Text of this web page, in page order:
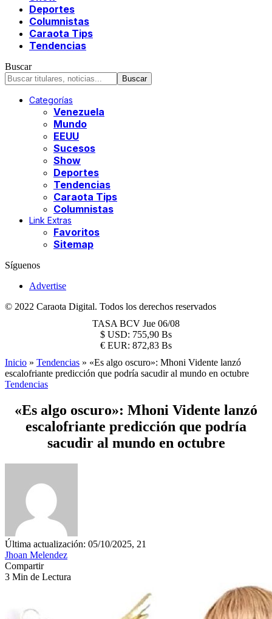
Deportes
Columnistas
Caraota Tips
Tendencias
Buscar
Categorías
Venezuela
Mundo
EEUU
Sucesos
Show
Deportes
Tendencias
Caraota Tips
Columnistas
Link Extras
Favoritos
Sitemap
Síguenos
Advertise
© 2022 Caraota Digital. Todos los derechos reservados
TASA BCV Jue 06/08
$ USD: 755,90 Bs
€ EUR: 872,83 Bs
Inicio » Tendencias » «Es algo oscuro»: Mhoni Vidente lanzó
escalofriante predicción que podría sacudir al mundo en octubre
Tendencias
«Es algo oscuro»: Mhoni Vidente lanzó
escalofriante predicción que podría
sacudir al mundo en octubre
Última actualización: 05/10/2025, 21
Jhoan Melendez
Compartir
3 Min de Lectura